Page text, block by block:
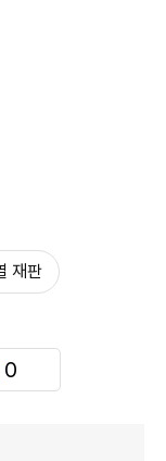
재판
0